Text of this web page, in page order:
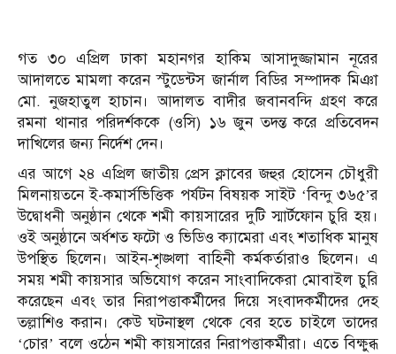
গত ৩০ এপ্রিল ঢাকা মহানগর হাকিম আসাদুজ্জামান নূরের
আদালতে মামলা করেন স্টুডেন্টস জার্নাল বিডির সম্পাদক মিঞা
মো. নুজহাতুল হাচান। আদালত বাদীর জবানবন্দি গ্রহণ করে
রমনা থানার পরিদর্শককে (ওসি) ১৬ জুন তদন্ত করে প্রতিবেদন
দাখিলের জন্য নির্দেশ দেন।
এর আগে ২৪ এপ্রিল জাতীয় প্রেস ক্লাবের জহুর হোসেন চৌধুরী
মিলনায়তনে ই-কমার্সভিত্তিক পর্যটন বিষয়ক সাইট ‘বিন্দু ৩৬৫’র
উদ্বোধনী অনুষ্ঠান থেকে শমী কায়সারের দুটি স্মার্টফোন চুরি হয়।
ওই অনুষ্ঠানে অর্ধশত ফটো ও ভিডিও ক্যামেরা এবং শতাধিক মানুষ
উপস্থিত ছিলেন। আইন-শৃঙ্খলা বাহিনী কর্মকর্তারাও ছিলেন। এ
সময় শমী কায়সার অভিযোগ করেন সাংবাদিকেরা মোবাইল চুরি
করেছেন এবং তার নিরাপত্তাকর্মীদের দিয়ে সংবাদকর্মীদের দেহ
তল্লাশিও করান। কেউ ঘটনাস্থল থেকে বের হতে চাইলে তাদের
‘চোর’ বলে ওঠেন শমী কায়সারের নিরাপত্তাকর্মীরা। এতে বিক্ষুব্ধ